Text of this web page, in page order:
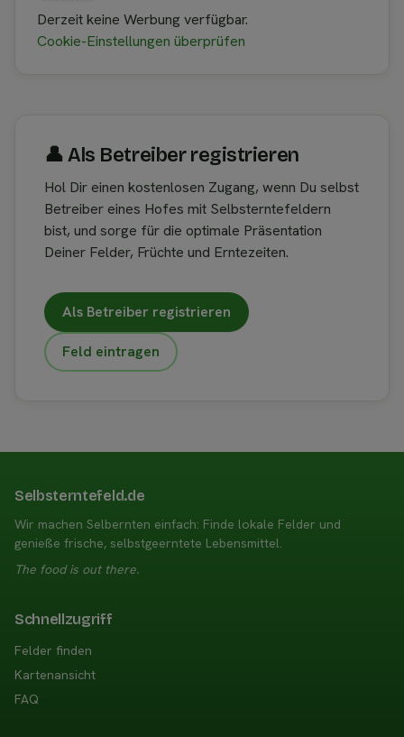
Derzeit keine Werbung verfügbar.
Cookie-Einstellungen überprüfen
👤︎ Als Betreiber registrieren
Hol Dir einen kostenlosen Zugang, wenn Du selbst
Betreiber eines Hofes mit Selbsterntefeldern
bist, und sorge für die optimale Präsentation
Deiner Felder, Früchte und Erntezeiten.
Als Betreiber registrieren
Feld eintragen
Selbsterntefeld.de
Wir machen Selbernten einfach: Finde lokale Felder und
genieße frische, selbstgeerntete Lebensmittel.
The food is out there.
Schnellzugriff
Felder finden
Kartenansicht
FAQ